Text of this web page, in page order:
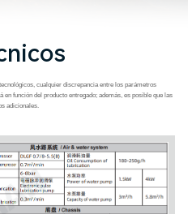
cualquier discrepancia entre los parámetros
función del producto entregado; además, es posible que las
adicionales.